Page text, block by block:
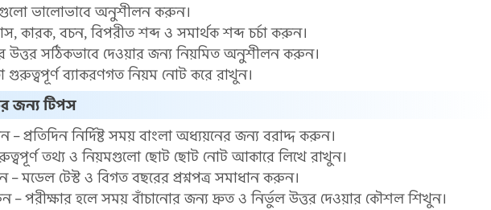
ভালোভাবে অনুশীলন করুন।
কারক, বচন, বিপরীত শব্দ ও সমার্থক শব্দ চর্চা করুন।
উত্তর সঠিকভাবে দেওয়ার জন্য নিয়মিত অনুশীলন করুন।
ব্যাকরণগত নিয়ম নোট করে রাখুন।
জন্য টিপস
প্রতিদিন নির্দিষ্ট সময় বাংলা অধ্যয়নের জন্য বরাদ্দ করুন।
তথ্য ও নিয়মগুলো ছোট ছোট নোট আকারে লিখে রাখুন।
মডেল টেস্ট ও বিগত বছরের প্রশ্নপত্র সমাধান করুন।
– পরীক্ষার হলে সময় বাঁচানোর জন্য দ্রুত ও নির্ভুল উত্তর দেওয়ার কৌশল শিখুন।